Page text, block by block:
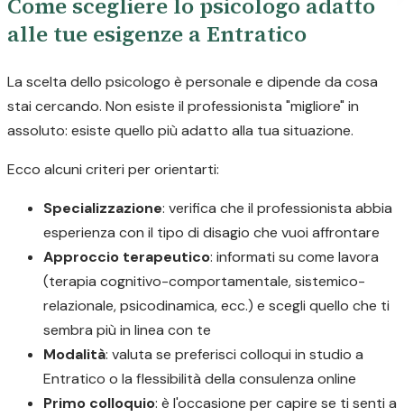
alle tue esigenze a Entratico
La scelta dello psicologo è personale e dipende da cosa
stai cercando. Non esiste il professionista "migliore" in
assoluto: esiste quello più adatto alla tua situazione.
Ecco alcuni criteri per orientarti:
Specializzazione: verifica che il professionista abbia
esperienza con il tipo di disagio che vuoi affrontare
Approccio terapeutico: informati su come lavora
(terapia cognitivo-comportamentale, sistemico-
relazionale, psicodinamica, ecc.) e scegli quello che ti
sembra più in linea con te
Modalità: valuta se preferisci colloqui in studio a
Entratico o la flessibilità della consulenza online
Primo colloquio: è l'occasione per capire se ti senti a